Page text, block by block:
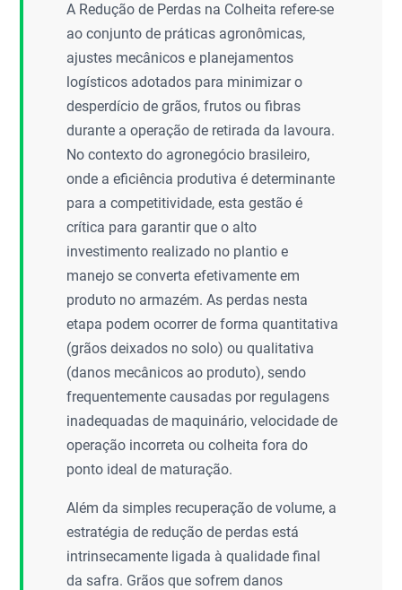
A Redução de Perdas na Colheita refere-se
ao conjunto de práticas agronômicas,
ajustes mecânicos e planejamentos
logísticos adotados para minimizar o
desperdício de grãos, frutos ou fibras
durante a operação de retirada da lavoura.
No contexto do agronegócio brasileiro,
onde a eficiência produtiva é determinante
para a competitividade, esta gestão é
crítica para garantir que o alto
investimento realizado no plantio e
manejo se converta efetivamente em
produto no armazém. As perdas nesta
etapa podem ocorrer de forma quantitativa
(grãos deixados no solo) ou qualitativa
(danos mecânicos ao produto), sendo
frequentemente causadas por regulagens
inadequadas de maquinário, velocidade de
operação incorreta ou colheita fora do
ponto ideal de maturação.
Além da simples recuperação de volume, a
estratégia de redução de perdas está
intrinsecamente ligada à qualidade final
da safra. Grãos que sofrem danos